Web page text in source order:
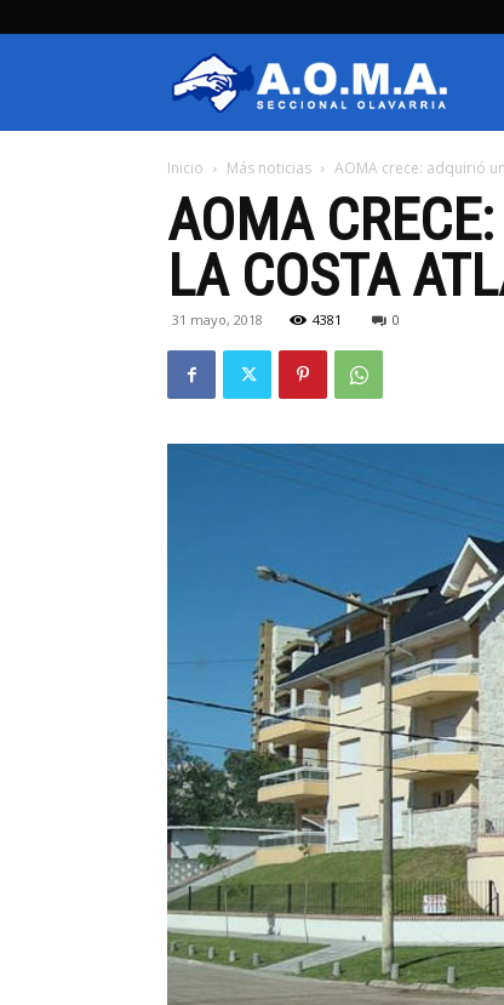
Inicio Más noticias AOMA crece: adquirió
AOMA
LA COSTA
31 mayo, 2018 4381 0